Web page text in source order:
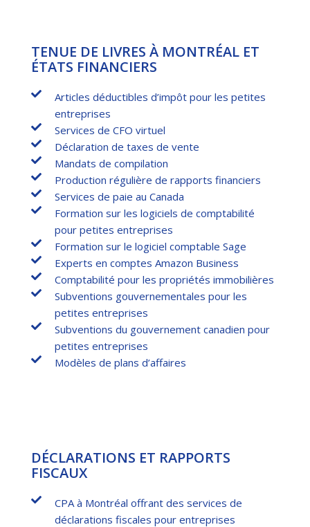
TENUE DE LIVRES À MONTRÉAL ET
ÉTATS FINANCIERS
Articles déductibles d’impôt pour les petites
entreprises
Services de CFO virtuel
Déclaration de taxes de vente
Mandats de compilation
Production régulière de rapports financiers
Services de paie au Canada
Formation sur les logiciels de comptabilité
pour petites entreprises
Formation sur le logiciel comptable Sage
Experts en comptes Amazon Business
Comptabilité pour les propriétés immobilières
Subventions gouvernementales pour les
petites entreprises
Subventions du gouvernement canadien pour
petites entreprises
Modèles de plans d’affaires
DÉCLARATIONS ET RAPPORTS
FISCAUX
CPA à Montréal offrant des services de
déclarations fiscales pour entreprises